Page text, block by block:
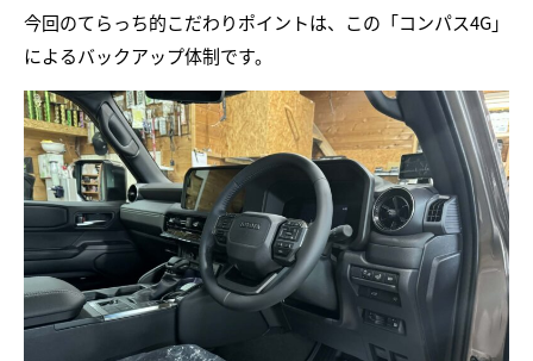
今回のてらっち的こだわりポイントは、この「コンパス4G」
によるバックアップ体制です。